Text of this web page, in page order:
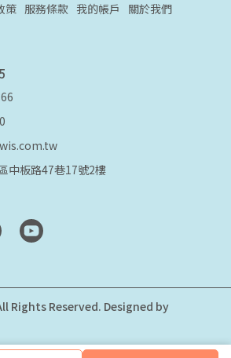
策 服務條款 我的帳戶
關於我們
中板路47巷17號2樓
Rights Reserved. Designed by